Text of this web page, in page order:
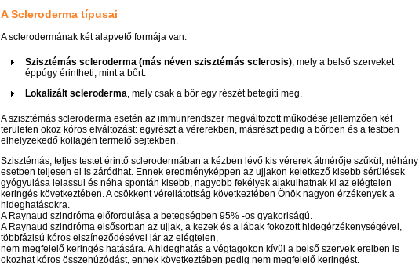
A Scleroderma típusai
A sclerodermának két alapvető formája van:
Szisztémás scleroderma (más néven szisztémás sclerosis), mely a belső szerveket
éppúgy érintheti, mint a bőrt.
Lokalizált scleroderma , mely csak a bőr egy részét betegíti meg.
A szisztémás scleroderma esetén az immunrendszer megváltozott működése jellemzően két
területen okoz kóros elváltozást: egyrészt a vérerekben, másrészt pedig a bőrben és a testben
elhelyzekedő kollagén termelő sejtekben.
Szisztémás, teljes testet érintő sclerodermában a kézben lévő kis vérerek átmérője szűkül, néhány
esetben teljesen el is záródhat. Ennek eredményképpen az ujjakon keletkező kisebb sérülések
gyógyulása lelassul és néha spontán kisebb, nagyobb fekélyek alakulhatnak ki az elégtelen
keringés következtében. A csökkent vérellátottság következtében Önök nagyon érzékenyek a
hideghatásokra.
A Raynaud szindróma előfordulása a betegségben 95% -os gyakoriságú.
A Raynaud szindróma elsősorban az ujjak, a kezek és a lábak fokozott hidegérzékenységével,
többfázisú kóros elszíneződésével jár az elégtelen,
nem megfelelő keringés hatására. A hideghatás a végtagokon kívül a belső szervek ereiben is
okozhat kóros összehúzódást, ennek következtében pedig nem megfelelő keringést.